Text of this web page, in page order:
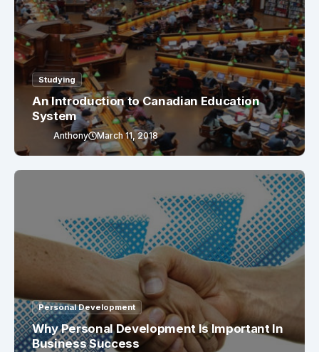
Studying
An Introduction to Canadian Education
System
Anthony March 11, 2018
Personal Development
Why Personal Development Is Important In
Business Success